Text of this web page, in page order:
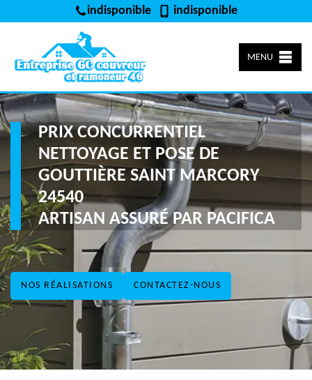
indisponible indisponible
MENU
NOS RÉALISATIONS CONTACTEZ-NOUS
PRIX CONCURRENTIEL
NETTOYAGE ET POSE DE
GOUTTIÈRE SAINT MARCORY
24540
ARTISAN ASSURÉ PAR PACIFICA